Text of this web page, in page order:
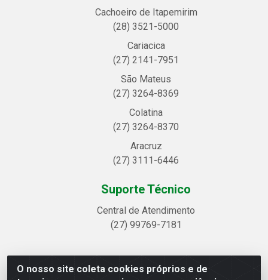
O nosso site coleta cookies próprios e de
Cachoeiro de Itapemirim
(28) 3521-5000
Cariacica
(27) 2141-7951
São Mateus
(27) 3264-8369
Colatina
(27) 3264-8370
Aracruz
(27) 3111-6446
Suporte Técnico
Central de Atendimento
(27) 99769-7181
Linhavix Distribuidora LTDA - Avenida Alegre, 2521 -